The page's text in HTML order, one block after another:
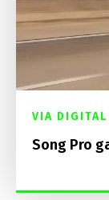
VIA DIGITAL
Song Pro